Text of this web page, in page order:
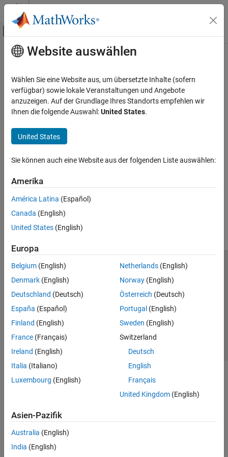
Weiter zum Inhalt
Umschaltung für Off-Canvas-
Startseite der Dokumentation
Hauptinhalt
How useful was this information?
Website auswählen
Wählen Sie eine Website aus, um übersetzte Inhalte (sofern
verfügbar) sowie lokale Veranstaltungen und Angebote
anzuzeigen. Auf der Grundlage Ihres Standorts empfehlen wir
Ihnen die folgende Auswahl:United States.
United States
Sie können auch eine Website aus der folgenden Liste auswählen:
Amerika
América Latina (Español)
Canada (English)
United States (English)
Europa
Belgium (English)
Denmark (English)
Deutschland (Deutsch)
España (Español)
Finland (English)
France (Français)
Ireland (English)
Italia (Italiano)
Luxembourg (English)
Netherlands(English)
Norway(English)
Österreich (Deutsch)
Portugal (English)
Sweden (English)
Switzerland
Deutsch
English
Français
United Kingdom(English)
Asien-Pazifik
Australia (English)
India (English)
Trust Center
Datenschutz-Richtlinien
Datendiebstahl verhindern
Status von Anwendungen
© 1994-2026 The MathWorks, Inc.
Website auswählen
Deutschland